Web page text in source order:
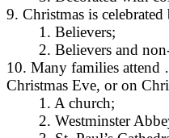
9. Christmas is celebrated
1. Believers;
2. Believers and non-
10. Many families
Christmas Eve, or on
1. A church;
2. Westminster